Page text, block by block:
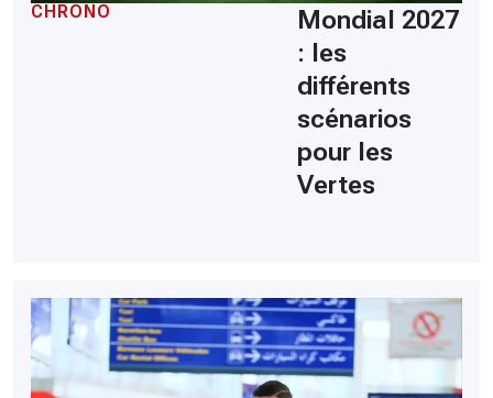
CHRONO
Mondial 2027
: les
différents
scénarios
pour les
Vertes